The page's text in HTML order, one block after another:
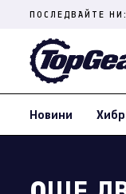
content
(Press
ПОСЛЕДВАЙТЕ НИ:
Новини